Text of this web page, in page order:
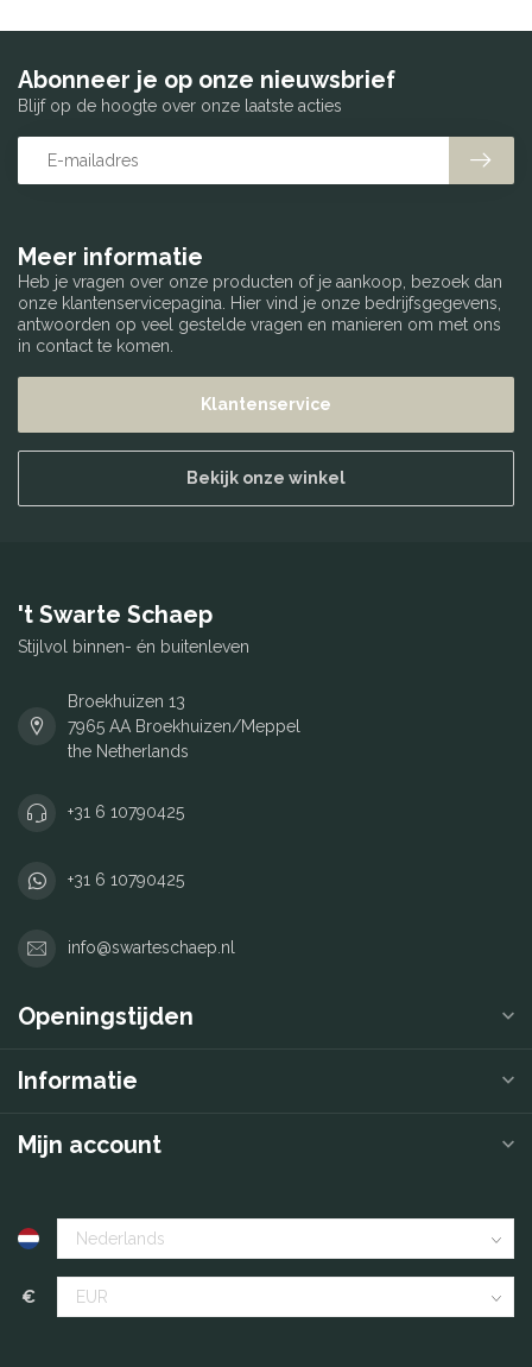
Meer informatie
Heb je vragen over onze producten of je aankoop, bezoek dan
onze klantenservicepagina. Hier vind je onze bedrijfsgegevens,
antwoorden op veel gestelde vragen en manieren om met ons
in contact te komen.
Klantenservice
Bekijk onze winkel
Abonneer je op onze nieuwsbrief
Blijf op de hoogte over onze laatste acties
't Swarte Schaep
Stijlvol binnen- én buitenleven
Broekhuizen 13
7965 AA Broekhuizen/Meppel
the Netherlands
+31 6 10790425
+31 6 10790425
info@swarteschaep.nl
Openingstijden
Informatie
Mijn account
€